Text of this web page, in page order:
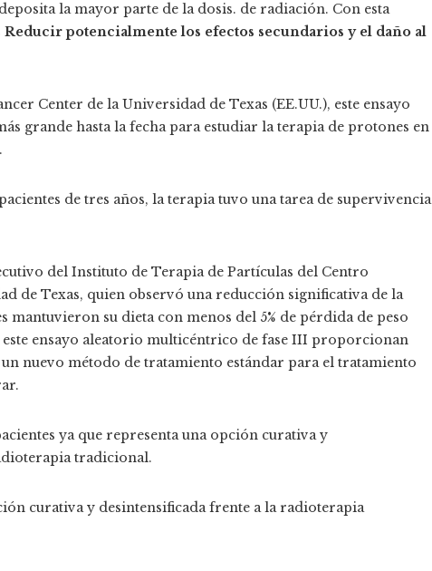
la mayor parte de la dosis. de radiación. Con esta
Reducir potencialmente los efectos secundarios y el daño al
Center de la Universidad de Texas (EE.UU.), este ensayo
grande hasta la fecha para estudiar la terapia de protones en
de tres años, la terapia tuvo una tarea de supervivencia
del Instituto de Terapia de Partículas del Centro
de Texas, quien observó una reducción significativa de la
mantuvieron su dieta con menos del 5% de pérdida de peso
ensayo aleatorio multicéntrico de fase III proporcionan
nuevo método de tratamiento estándar para el tratamiento
ya que representa una opción curativa y
tradicional.
curativa y desintensificada frente a la radioterapia